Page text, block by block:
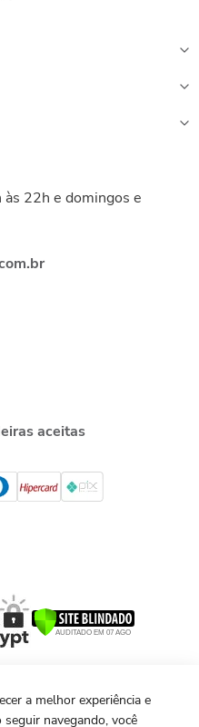
às 22h e domingos e
aceitas
a melhor experiência e
navegando, você